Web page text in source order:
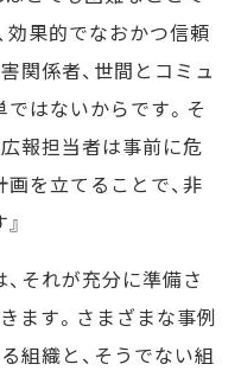
効果的でなおかつ信頼
関係者、世間とコミュ
はないからです。そ
報担当者は事前に危
を立てることで、非
それが充分に準備さ
ます。さまざまな事例
組織と、そうでない組